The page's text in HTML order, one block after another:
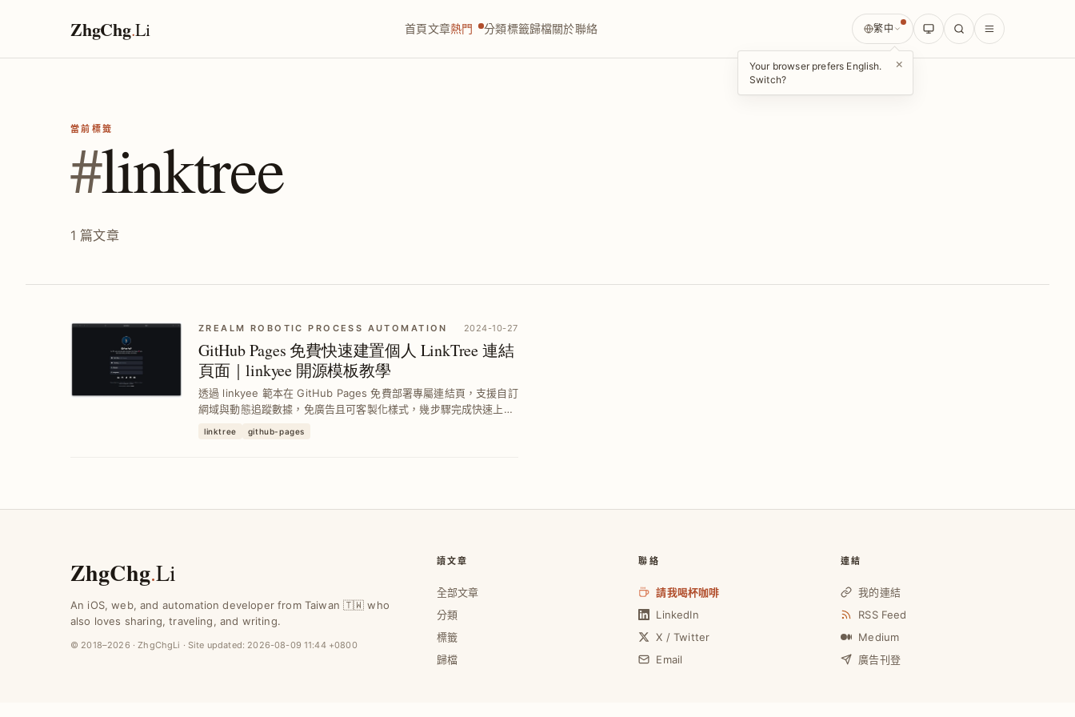
ZhgChg.Li 首頁文章熱門 分類標籤歸檔關於聯絡 繁中
Your browser prefers English.
Switch?
×
當前標籤
#linktree
1 篇文章
ZREALM ROBOTIC PROCESS AUTOMATION 2024-10-27
GitHub Pages 免費快速建置個人 LinkTree 連結
頁面｜linkyee 開源模板教學
透過 linkyee 範本在 GitHub Pages 免費部署專屬連結頁，支援自訂
網域與動態追蹤數據，免廣告且可客製化樣式，幾步驟完成快速上
linktree github-pages
ZhgChg.Li
An iOS, web, and automation developer from Taiwan 🇹🇼 who
also loves sharing, traveling, and writing.
© 2018–2026 · ZhgChgLi · Site updated: 2026-08-09 11:44 +0800
讀文章
全部文章
分類
標籤
歸檔
聯絡
請我喝杯咖啡
LinkedIn
X / Twitter
Email
連結
我的連結
RSS Feed
Medium
廣告刊登